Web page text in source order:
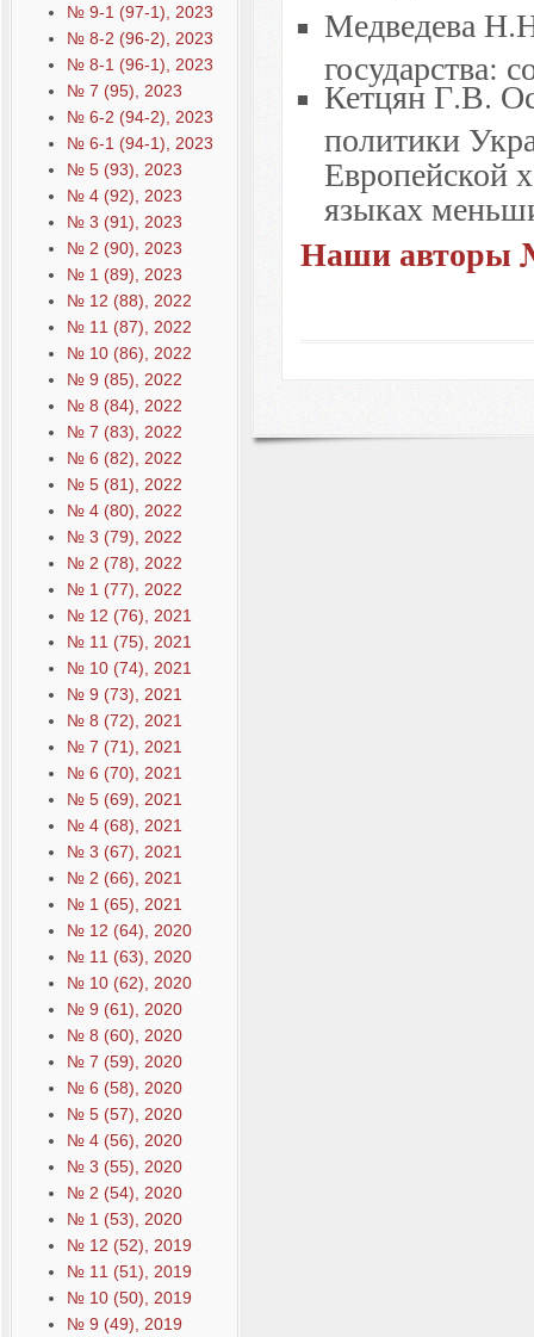
№ 9-1 (97-1), 2023
№ 8-2 (96-2), 2023
№ 8-1 (96-1), 2023
№ 7 (95), 2023
№ 6-2 (94-2), 2023
№ 6-1 (94-1), 2023
№ 5 (93), 2023
№ 4 (92), 2023
№ 3 (91), 2023
№ 2 (90), 2023
№ 1 (89), 2023
№ 12 (88), 2022
№ 11 (87), 2022
№ 10 (86), 2022
№ 9 (85), 2022
№ 8 (84), 2022
№ 7 (83), 2022
№ 6 (82), 2022
№ 5 (81), 2022
№ 4 (80), 2022
№ 3 (79), 2022
№ 2 (78), 2022
№ 1 (77), 2022
№ 12 (76), 2021
№ 11 (75), 2021
№ 10 (74), 2021
№ 9 (73), 2021
№ 8 (72), 2021
№ 7 (71), 2021
№ 6 (70), 2021
№ 5 (69), 2021
№ 4 (68), 2021
№ 3 (67), 2021
№ 2 (66), 2021
№ 1 (65), 2021
№ 12 (64), 2020
№ 11 (63), 2020
№ 10 (62), 2020
№ 9 (61), 2020
№ 8 (60), 2020
№ 7 (59), 2020
№ 6 (58), 2020
№ 5 (57), 2020
№ 4 (56), 2020
№ 3 (55), 2020
№ 2 (54), 2020
№ 1 (53), 2020
№ 12 (52), 2019
№ 11 (51), 2019
№ 10 (50), 2019
№ 9 (49), 2019
Медведева
государства:
Кетцян Г.В.
политики
Европейской
языках
Наши авторы